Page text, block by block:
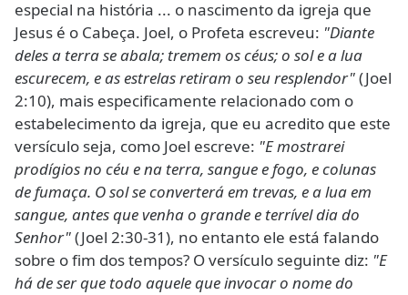
especial na história ... o nascimento da igreja que
Jesus é o Cabeça. Joel, o Profeta escreveu: "Diante
deles a terra se abala; tremem os céus; o sol e a lua
escurecem, e as estrelas retiram o seu resplendor"(Joel
2:10), mais especificamente relacionado com o
estabelecimento da igreja, que eu acredito que este
versículo seja, como Joel escreve: "E mostrarei
prodígios no céu e na terra, sangue e fogo, e colunas
de fumaça. O sol se converterá em trevas, e a lua em
sangue, antes que venha o grande e terrível dia do
Senhor"(Joel 2:30-31), no entanto ele está falando
sobre o fim dos tempos? O versículo seguinte diz: "E
há de ser que todo aquele que invocar o nome do